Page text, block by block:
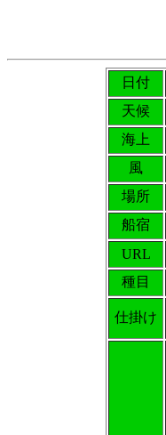
日付
天候
海上
風
場所
船宿
URL
種目
仕掛け